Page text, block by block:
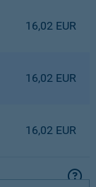
16,02 EUR
16,02 EUR
16,02 EUR